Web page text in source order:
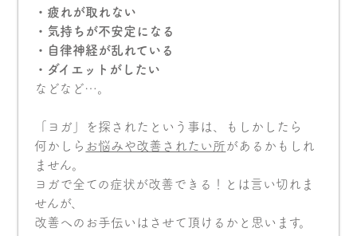
・疲れが取れない
・気持ちが不安定になる
・自律神経が乱れている
・ダイエットがしたい
などなど…。
「ヨガ」を探されたという事は、もしかしたら
何かしら お悩みや改善されたい所 があるかもしれ
ません。
ヨガで全ての症状が改善できる！とは言い切れま
せんが、
改善へのお手伝いはさせて頂けるかと思います。